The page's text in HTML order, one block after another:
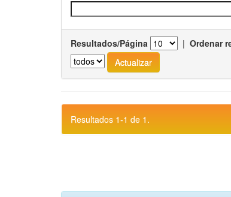
Resultados/Página | Ordenar
Resultados 1-1 de 1.